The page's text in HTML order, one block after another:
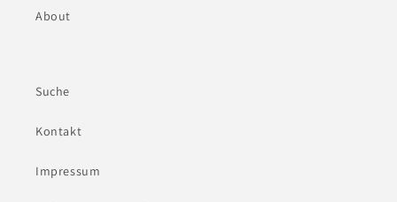
About
Suche
Kontakt
Impressum